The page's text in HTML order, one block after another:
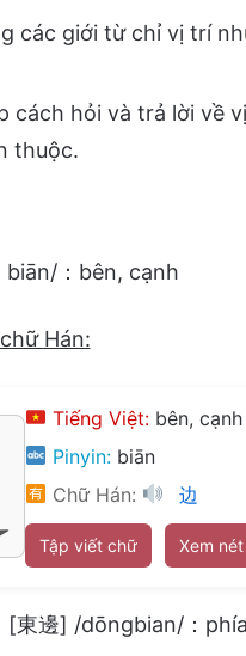
các giới từ chỉ vị trí
cách hỏi và trả lời về
thuộc.
：bên, cạnh
Hán:
Tiếng Việt: bên, cạnh
Pinyin: biān
Chữ Hán:
边
Tập viết chữ Xem
[東邊] /dōngbian/：